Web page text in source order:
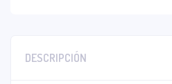
DESCRIPCIÓN